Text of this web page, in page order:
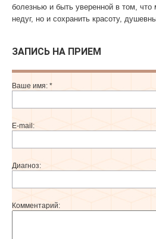
болезнью и быть уверенной в том, что
недуг, но и сохранить красоту,
ЗАПИСЬ НА ПРИЕМ
Ваше имя: *
E-mail:
Диагноз:
Комментарий: